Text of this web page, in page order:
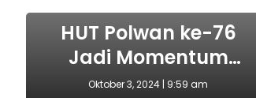
HUT Polwan ke-76
Jadi Momentum
yang Tepat
Oktober 3, 2024 | 9:59 am